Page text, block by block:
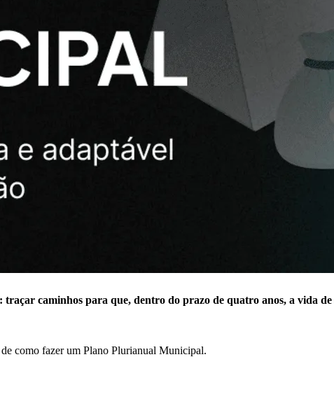
caminhos para que, dentro do prazo de quatro anos, a vida de
como fazer um Plano Plurianual Municipal.